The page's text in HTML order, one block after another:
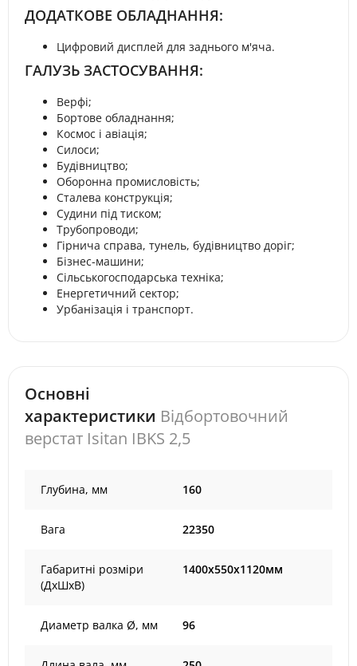
ДОДАТКОВЕ ОБЛАДНАННЯ:
Цифровий дисплей для заднього м'яча.
ГАЛУЗЬ ЗАСТОСУВАННЯ:
Верфі;
Бортове обладнання;
Космос і авіація;
Силоси;
Будівництво;
Оборонна промисловість;
Сталева конструкція;
Судини під тиском;
Трубопроводи;
Гірнича справа, тунель, будівництво доріг;
Бізнес-машини;
Сільськогосподарська техніка;
Енергетичний сектор;
Урбанізація і транспорт.
Основні
характеристики Відбортовочний
верстат Isitan IBKS 2,5
Глубина, мм 160
Вага 22350
Габаритні розміри
(ДхШхВ)
1400х550х1120мм
Диаметр валка Ø, мм 96